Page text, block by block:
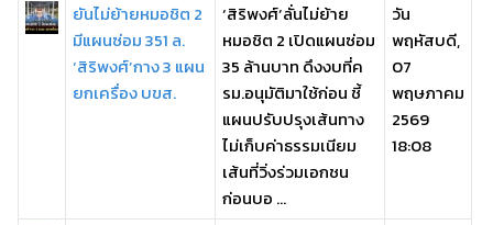
ยันไม่ย้ายหมอชิต 2
มีแผนซ่อม 351 ล.
‘สิริพงศ์’กาง 3 แผน
ยกเครื่อง บขส.
‘สิริพงศ์’ลั่นไม่ย้าย
หมอชิต 2 เปิดแผนซ่อม
35 ล้านบาท ดึงงบที่ค
รม.อนุมัติมาใช้ก่อน ชี้
แผนปรับปรุงเส้นทาง
ไม่เก็บค่าธรรมเนียม
เส้นที่วิ่งร่วมเอกชน
ก่อนบอ ...
วัน
พฤหัสบดี,
07
พฤษภาคม
2569
18:08